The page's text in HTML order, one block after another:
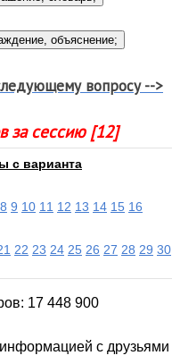
вопросу -->
за сессию [12]
с варианта
8 9 10 11 12 13 14 15 16
22 23 24 25 26 27 28 29 30
17 448 900
с друзьями